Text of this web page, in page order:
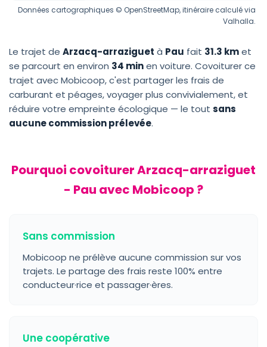
Données cartographiques © OpenStreetMap, itinéraire calculé via
Valhalla.
Le trajet de Arzacq-arraziguet à Pau fait 31.3 kmet
se parcourt en environ 34 minen voiture. Covoiturer ce
trajet avec Mobicoop, c'est partager les frais de
carburant et péages, voyager plus convivialement, et
réduire votre empreinte écologique — le tout sans
aucune commission prélevée.
Pourquoi covoiturer Arzacq-arraziguet
- Pau avec Mobicoop ?
Sans commission
Mobicoop ne prélève aucune commission sur vos
trajets. Le partage des frais reste 100% entre
conducteur·rice et passager·ères.
Une coopérative